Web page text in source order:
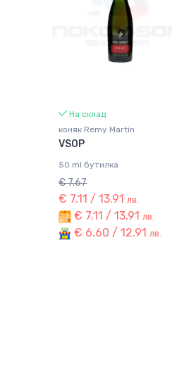
На склад
коняк Remy Martin
VSOP
50 ml бутилка
€ 7.67
€ 7.11 / 13.91 лв.
€ 7.11 / 13.91 лв.
€ 6.60 / 12.91 лв.